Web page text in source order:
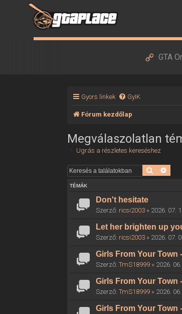
GTA
Gyors linkek GyIK
Fórum kezdőlap
Megválaszolatlan
Ugrás a részletes kereséshez
Keresés
TÉMÁK
Don't hesitate
Szerző: ricsi2003 » 2026. 07.
Let her brighten up
Szerző: ricsi2003 » 2026. 07.
Girls From Your Town
Szerző:TmS18999 » 2026.
Girls From Your Town
Szerző:TmS18999 » 2026.
Girls From Your Town